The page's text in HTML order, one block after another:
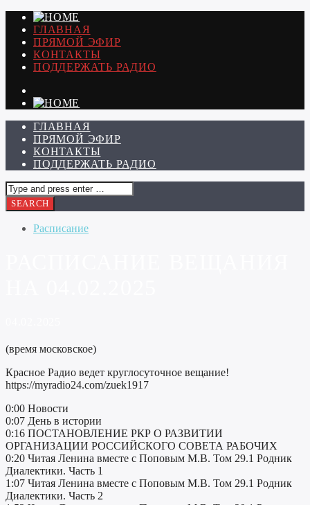
ГЛАВНАЯ
ПРЯМОЙ ЭФИР
КОНТАКТЫ
ПОДДЕРЖАТЬ РАДИО
ГЛАВНАЯ
ПРЯМОЙ ЭФИР
КОНТАКТЫ
ПОДДЕРЖАТЬ РАДИО
Расписание
(время московское)
Красное Радио ведет круглосуточное вещание!
https://myradio24.com/zuek1917
0:00 Новости
0:07 День в истории
0:16 ПОСТАНОВЛЕНИЕ РКР О РАЗВИТИИ
ОРГАНИЗАЦИИ РОССИЙСКОГО СОВЕТА РАБОЧИХ
0:20 Читая Ленина вместе с Поповым М.В. Том 29.1 Родник
Диалектики. Часть 1
1:07 Читая Ленина вместе с Поповым М.В. Том 29.1 Родник
Диалектики. Часть 2